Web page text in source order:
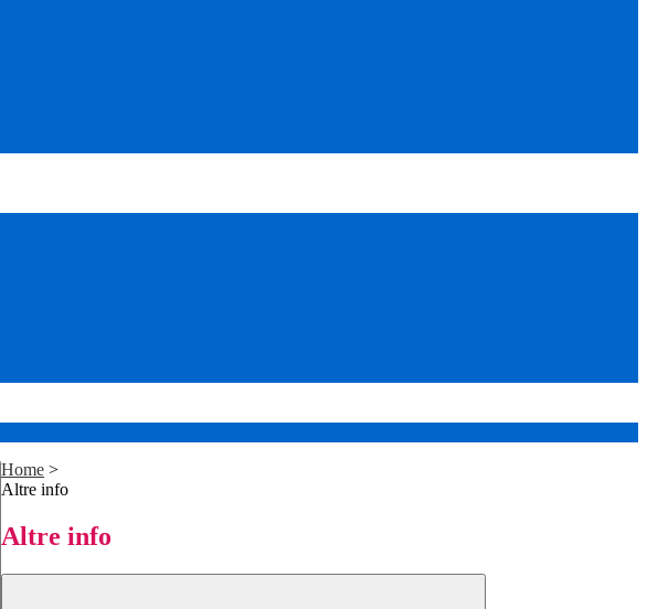
Home >
Altre info
Altre info